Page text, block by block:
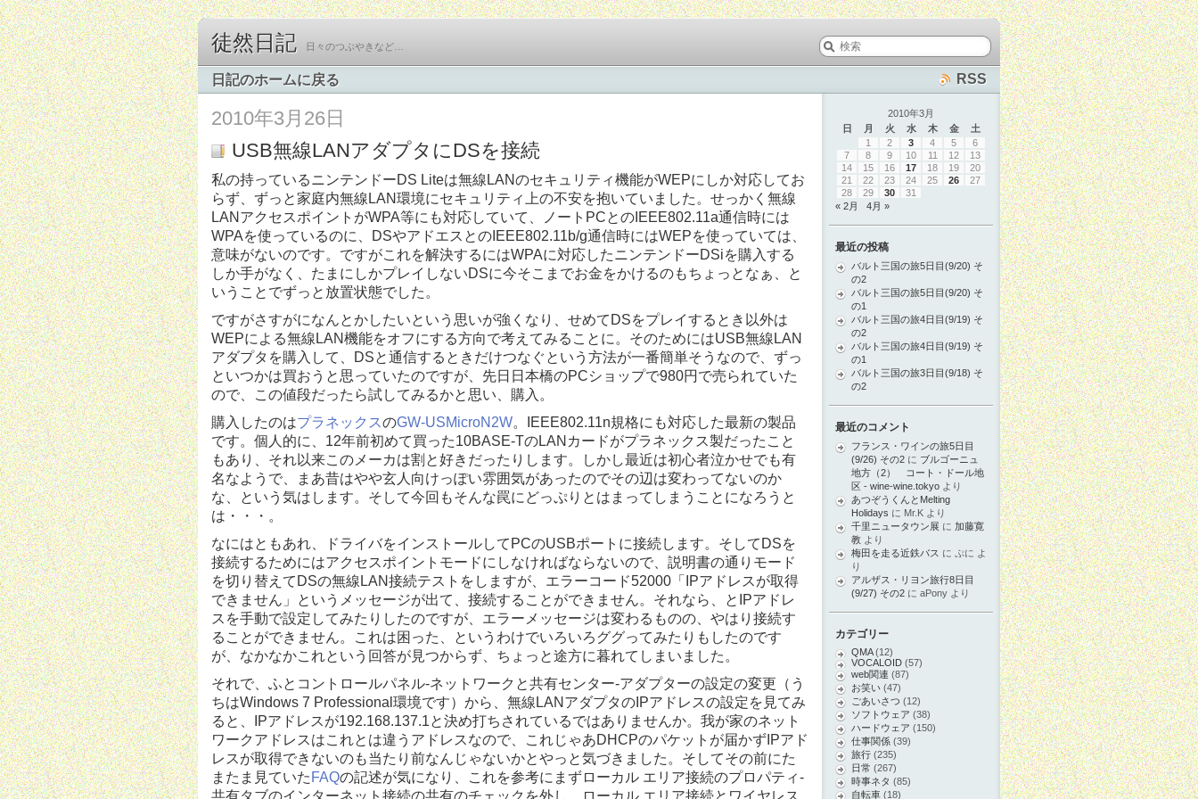
徒然日記 日々のつぶやきなど…
日記のホームに戻る RSS
2010年3月26日
USB無線LANアダプタにDSを接続
私の持っているニンテンドーDS Liteは無線LANのセキュリティ機能がWEPにしか対応してお
らず、ずっと家庭内無線LAN環境にセキュリティ上の不安を抱いていました。せっかく無線
LANアクセスポイントがWPA等にも対応していて、ノートPCとのIEEE802.11a通信時には
WPAを使っているのに、DSやアドエスとのIEEE802.11b/g通信時にはWEPを使っていては、
意味がないのです。ですがこれを解決するにはWPAに対応したニンテンドーDSiを購入する
しか手がなく、たまにしかプレイしないDSに今そこまでお金をかけるのもちょっとなぁ、と
いうことでずっと放置状態でした。
ですがさすがになんとかしたいという思いが強くなり、せめてDSをプレイするとき以外は
WEPによる無線LAN機能をオフにする方向で考えてみることに。そのためにはUSB無線LAN
アダプタを購入して、DSと通信するときだけつなぐという方法が一番簡単そうなので、ずっ
といつかは買おうと思っていたのですが、先日日本橋のPCショップで980円で売られていた
ので、この値段だったら試してみるかと思い、購入。
購入したのはプラネックスのGW-USMicroN2W。IEEE802.11n規格にも対応した最新の製品
です。個人的に、12年前初めて買った10BASE-TのLANカードがプラネックス製だったこと
もあり、それ以来このメーカは割と好きだったりします。しかし最近は初心者泣かせでも有
名なようで、まあ昔はやや玄人向けっぽい雰囲気があったのでその辺は変わってないのか
な、という気はします。そして今回もそんな罠にどっぷりとはまってしまうことになろうと
は・・・。
なにはともあれ、ドライバをインストールしてPCのUSBポートに接続します。そしてDSを
接続するためにはアクセスポイントモードにしなければならないので、説明書の通りモード
を切り替えてDSの無線LAN接続テストをしますが、エラーコード52000「IPアドレスが取得
できません」というメッセージが出て、接続することができません。それなら、とIPアドレ
スを手動で設定してみたりしたのですが、エラーメッセージは変わるものの、やはり接続す
ることができません。これは困った、というわけでいろいろググってみたりもしたのです
が、なかなかこれという回答が見つからず、ちょっと途方に暮れてしまいました。
それで、ふとコントロールパネル-ネットワークと共有センター-アダプターの設定の変更（う
ちはWindows 7 Professional環境です）から、無線LANアダプタのIPアドレスの設定を見てみ
ると、IPアドレスが192.168.137.1と決め打ちされているではありませんか。我が家のネット
ワークアドレスはこれとは違うアドレスなので、これじゃあDHCPのパケットが届かずIPアド
レスが取得できないのも当たり前なんじゃないかとやっと気づきました。そしてその前にた
またま見ていた FAQの記述が気になり、これを参考にまずローカル エリア接続のプロパティ-
共有タブのインターネット接続の共有のチェックを外し、ローカル エリア接続とワイヤレス
2010年3月
日
月 火 水 木 金
土
1
2 3 4 5
6
7
8 9 10 11 12
13
14
15 16 17 18 19
20
21
22 23 24 25 26
27
28
29 30
31
« 2月
4月 »
最近の投稿
バルト三国の旅5日目(9/20) そ
の2
バルト三国の旅5日目(9/20) そ
の1
バルト三国の旅4日目(9/19) そ
の2
バルト三国の旅4日目(9/19) そ
の1
バルト三国の旅3日目(9/18) そ
の2
最近のコメント
フランス・ワインの旅5日目
(9/26) その2 に ブルゴーニュ
地方（2） コート・ドール地
区 - wine-wine.tokyo より
あつぞうくんとMelting
Holidays に Mr.K より
千里ニュータウン展 に 加藤寛
教 より
梅田を走る近鉄バス に ぷに よ
り
アルザス・リヨン旅行8日目
(9/27) その2 に aPony より
カテゴリー
QMA(12)
VOCALOID (57)
web関連 (87)
お笑い (47)
ごあいさつ (12)
ソフトウェア (38)
ハードウェア (150)
仕事関係 (39)
旅行 (235)
日常 (267)
時事ネタ (85)
自転車 (18)